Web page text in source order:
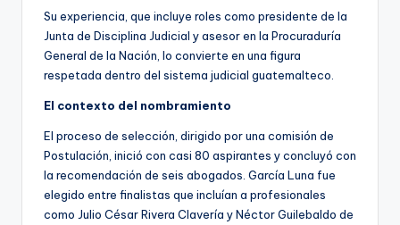
Su experiencia, que incluye roles como presidente de la
Junta de Disciplina Judicial y asesor en la Procuraduría
General de la Nación, lo convierte en una figura
respetada dentro del sistema judicial guatemalteco.
El contexto del nombramiento
El proceso de selección, dirigido por una comisión de
Postulación, inició con casi 80 aspirantes y concluyó con
la recomendación de seis abogados. García Luna fue
elegido entre finalistas que incluían a profesionales
como Julio César Rivera Clavería y Néctor Guilebaldo de